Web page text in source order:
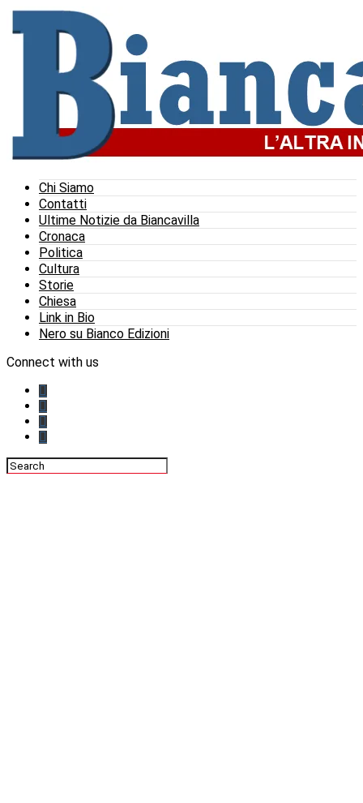
Chi Siamo
Contatti
Ultime Notizie da Biancavilla
Cronaca
Politica
Cultura
Storie
Chiesa
Link in Bio
Nero su Bianco Edizioni
Connect with us